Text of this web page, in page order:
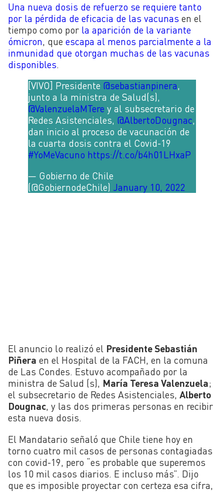
Una nueva dosis de refuerzo se requiere tanto
por la pérdida de eficacia de las vacunas en el
tiempo como por la aparición de la variante
ómicron, que escapa al menos parcialmente a la
inmunidad que otorgan muchas de las vacunas
disponibles.
[VIVO] Presidente @sebastianpinera,
junto a la ministra de Salud(s),
@ValenzuelaMTere y al subsecretario de
Redes Asistenciales, @AlbertoDougnac,
dan inicio al proceso de vacunación de
la cuarta dosis contra el Covid-19
#YoMeVacuno https://t.co/b4h01LHxaP
— Gobierno de Chile
(@GobiernodeChile) January 10, 2022
El anuncio lo realizó el Presidente Sebastián
Piñera en el Hospital de la FACH, en la comuna
de Las Condes. Estuvo acompañado por la
ministra de Salud (s), María Teresa Valenzuela;
el subsecretario de Redes Asistenciales, Alberto
Dougnac, y las dos primeras personas en recibir
esta nueva dosis.
El Mandatario señaló que Chile tiene hoy en
torno cuatro mil casos de personas contagiadas
con covid-19, pero “es probable que superemos
los 10 mil casos diarios. E incluso más”. Dijo
que es imposible proyectar con certeza esa cifra,